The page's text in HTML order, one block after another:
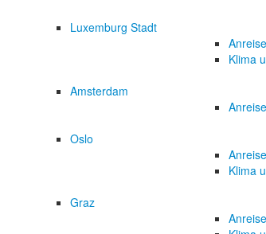
Luxemburg Stadt
Anreise
Klima
Amsterdam
Anreise
Oslo
Anreise
Klima
Graz
Anreise